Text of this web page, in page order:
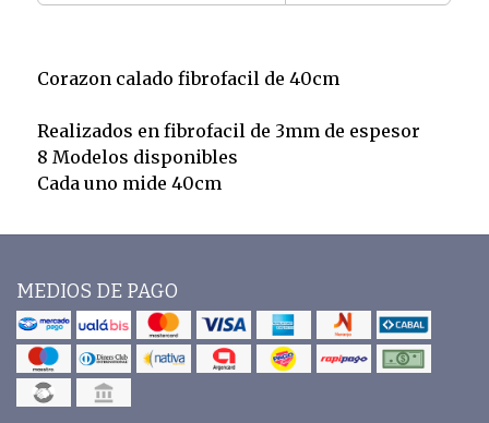
Corazon calado fibrofacil de 40cm
Realizados en fibrofacil de 3mm de espesor
8 Modelos disponibles
Cada uno mide 40cm
MEDIOS DE PAGO